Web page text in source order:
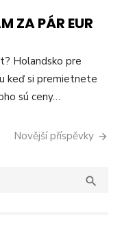
ZA PÁR EUR
Holandsko pre
keď si premietnete
sú ceny…
Novější příspěvky
